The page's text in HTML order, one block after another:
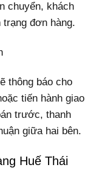
chuyển, khách
trạng đơn hàng.
thông báo cho
tiến hành giao
trước, thanh
giữa hai bên.
Huế Thái